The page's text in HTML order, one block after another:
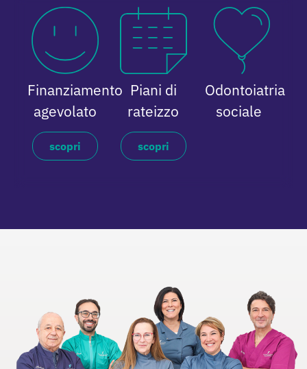
Finanziamento
agevolato
scopri
Piani di
rateizzo
scopri
Odontoiatria
sociale